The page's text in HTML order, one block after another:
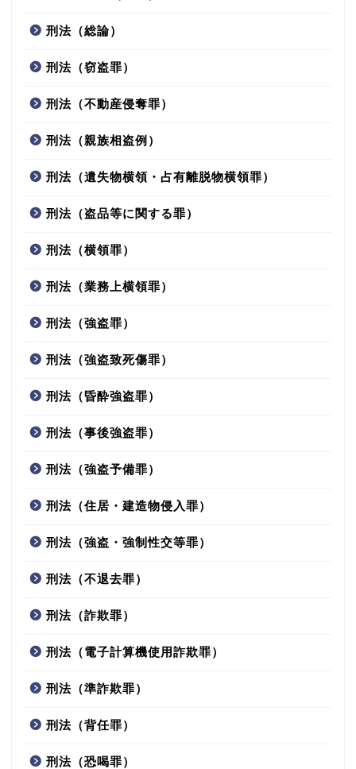
刑法（総論）
刑法（窃盗罪）
刑法（不動産侵奪罪）
刑法（親族相盗例）
刑法（遺失物横領・占有離脱物横領罪）
刑法（盗品等に関する罪）
刑法（横領罪）
刑法（業務上横領罪）
刑法（強盗罪）
刑法（強盗致死傷罪）
刑法（昏酔強盗罪）
刑法（事後強盗罪）
刑法（強盗予備罪）
刑法（住居・建造物侵入罪）
刑法（強盗・強制性交等罪）
刑法（不退去罪）
刑法（詐欺罪）
刑法（電子計算機使用詐欺罪）
刑法（準詐欺罪）
刑法（背任罪）
刑法（恐喝罪）